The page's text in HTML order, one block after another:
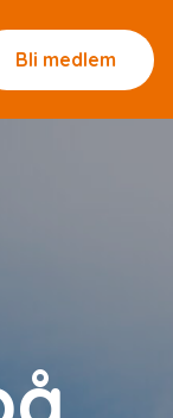
Bli medlem